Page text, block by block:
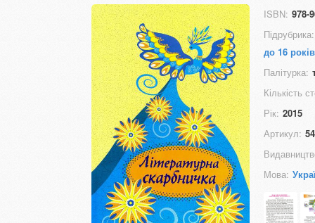
ISBN: 978-
Підрубрика:
до 16 років
Палітурка:
Кількість
Рік: 2015
Артикул:
Мова: